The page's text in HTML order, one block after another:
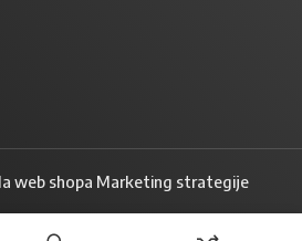
web shopa Marketing strategije